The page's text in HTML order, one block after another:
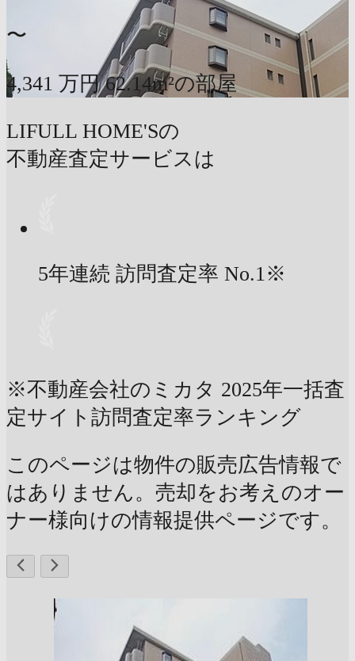
〜
4,341 万円 62.14m²の部屋
LIFULL HOME'Sの
不動産査定サービスは
5年連続 訪問査定率 No.1※
※不動産会社のミカタ 2025年一括査
定サイト訪問査定率ランキング
このページは物件の販売広告情報で
はありません。売却をお考えのオー
ナー様向けの情報提供ページです。